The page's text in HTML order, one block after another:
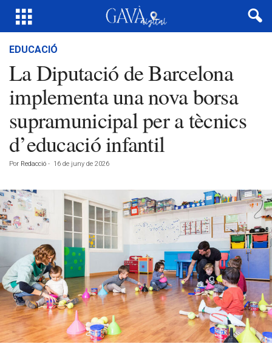
EDUCACIÓ
La Diputació de Barcelona
implementa una nova borsa
supramunicipal per a tècnics
d’educació infantil
Por Redacció - 16 de juny de 2026